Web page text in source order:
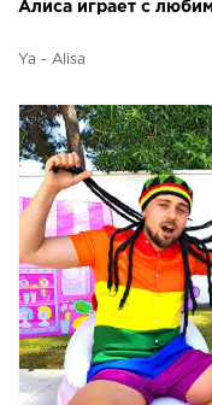
Алиса играет с
Ya - Alisa